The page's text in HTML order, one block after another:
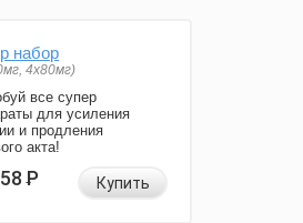
набор
4х80мг)
все супер
для усиления
и продления
акта!
Р Купить